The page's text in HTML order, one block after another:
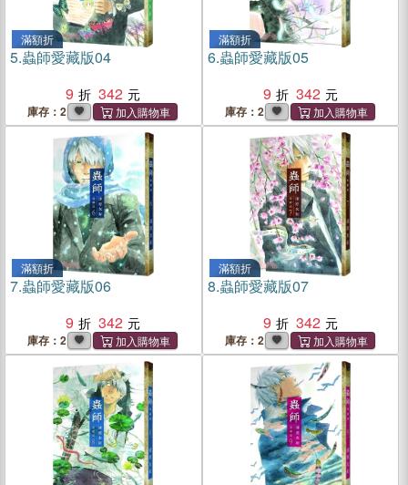
滿額折
5.蟲師愛藏版04
9
342
庫存：2
滿額折
6.蟲師愛藏版05
9
342
庫存：2
滿額折
7.蟲師愛藏版06
9
342
庫存：2
滿額折
8.蟲師愛藏版07
9
342
庫存：2